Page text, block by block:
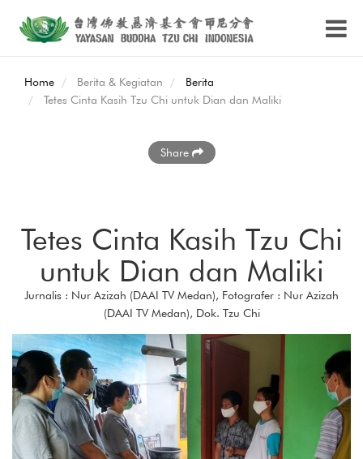
Home Berita & Kegiatan
Berita
Tetes Cinta Kasih Tzu Chi untuk Dian dan Maliki
Share
Tetes Cinta Kasih Tzu Chi
untuk Dian dan Maliki
Jurnalis : Nur Azizah (DAAI TV Medan), Fotografer : Nur Azizah
(DAAI TV Medan), Dok. Tzu Chi